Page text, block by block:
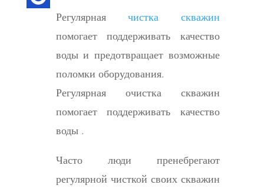
Регулярнаячистка скважин
помогает поддерживать качество
воды и предотвращает возможные
поломки оборудования.
Регулярная очистка скважин
помогает поддерживать качество
воды .
Часто люди пренебрегают
регулярной чисткой своих скважин